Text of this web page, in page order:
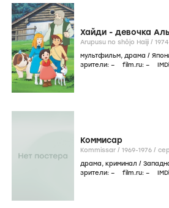
Хайди - девочка
Arupusu no shôjo Haiji / 1974
мультфильм, драма /
зрители: – film.ru: –
Коммисар
Kommissar / 1969-1976 /
драма, криминал /
зрители: – film.ru: –